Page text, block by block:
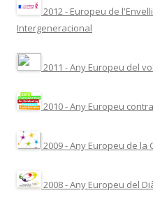
2012 - Europeu de
Intergeneracional
2011 - Any Europeu del
2010 - Any Europeu
2009 - Any Europeu de la
2008 - Any Europeu del